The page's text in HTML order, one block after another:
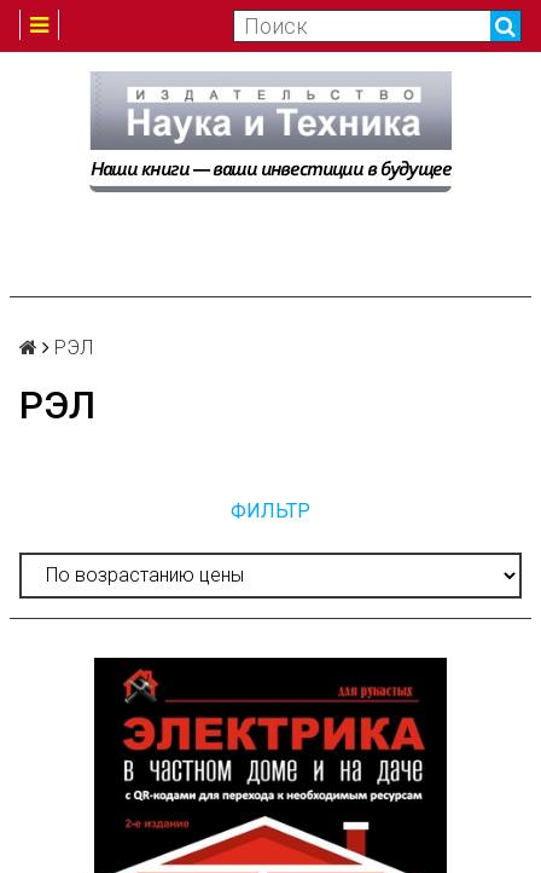
РЭЛ
РЭЛ
ФИЛЬТР